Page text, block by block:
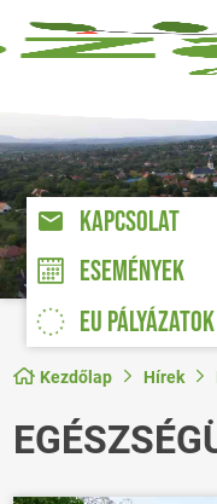
KAPCSOLAT
ESEMÉNYEK
EU PÁLYÁZATOK
Kezdőlap Hírek